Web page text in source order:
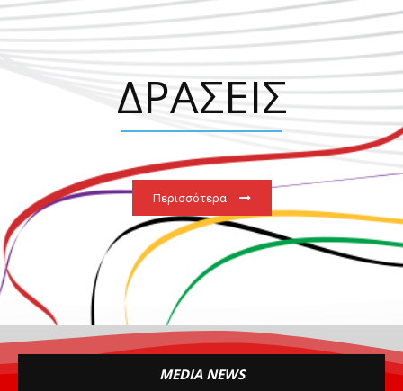
ΔΡΑΣΕΙΣ
Περισσότερα
MEDIA NEWS